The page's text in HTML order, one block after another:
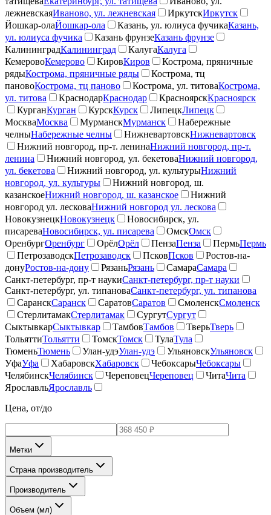
лежневскаяИваново, ул. лежневская ИркутскИркутск
Йошкар-олаЙошкар-ола Казань, ул. юлиуса фучикаКазань,
ул. юлиуса фучика
Казань фрунзеКазань фрунзе
КалининградКалининград КалугаКалуга
КемеровоКемерово КировКиров
Кострома, пряничные
рядыКострома, пряничные ряды
Кострома, тц
пановоКострома, тц паново Кострома, ул. титоваКострома,
ул. титова
КраснодарКраснодар КрасноярскКрасноярск
КурганКурган КурскКурск ЛипецкЛипецк
МоскваМосква МурманскМурманск
Набережные
челныНабережные челны НижневартовскНижневартовск
Нижний новгород, пр-т. ленинаНижний новгород, пр-т.
ленина
Нижний новгород, ул. бекетоваНижний новгород,
ул. бекетова
Нижний новгород, ул. культурыНижний
новгород, ул. культуры
Нижний новгород, ш.
казанскоеНижний новгород, ш. казанское
Нижний
новгород ул. лесковаНижний новгород ул. лескова
НовокузнецкНовокузнецк
Новосибирск, ул.
писареваНовосибирск, ул. писарева ОмскОмск
ОренбургОренбург ОрёлОрёл ПензаПенза ПермьПермь
ПетрозаводскПетрозаводск ПсковПсков
Ростов-на-
донуРостов-на-дону РязаньРязань СамараСамара
Санкт-петербург, пр-т наукиСанкт-петербург, пр-т науки
Санкт-петербург, ул. типановаСанкт-петербург, ул. типанова
СаранскСаранск СаратовСаратов СмоленскСмоленск
СтерлитамакСтерлитамак СургутСургут
СыктывкарСыктывкар ТамбовТамбов ТверьТверь
ТольяттиТольятти ТомскТомск ТулаТула
ТюменьТюмень Улан-удэУлан-удэ УльяновскУльяновск
УфаУфа ХабаровскХабаровск ЧебоксарыЧебоксары
ЧелябинскЧелябинск ЧереповецЧереповец ЧитаЧита
ЯрославльЯрославль
Цена, от/до
Метки
Страна производитель
Производитель
Объем (мл)